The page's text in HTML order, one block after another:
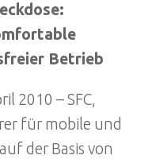
Betrieb
2010 – SFC,
für mobile und
der Basis von